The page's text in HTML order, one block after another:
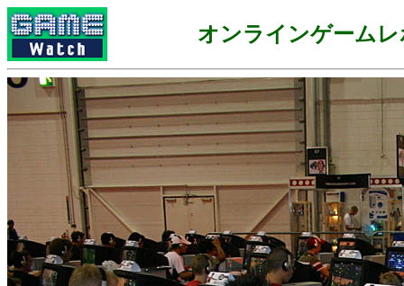
オンラインゲーム